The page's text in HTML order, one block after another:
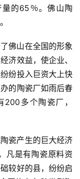
的65％。佛山陶
佛山在全国的形象
济效益，使企业、
纷投入巨资大上快
的陶瓷厂如雨后春
多个陶瓷厂，
瓷产生的巨大经济
凡是有陶瓷原料资
较好的县，纷纷启